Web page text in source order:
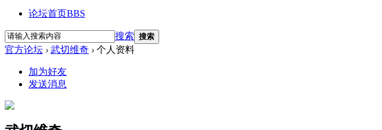
论坛首页BBS
搜索 搜索
官方论坛 › 武切维奇 › 个人资料
加为好友
发送消息